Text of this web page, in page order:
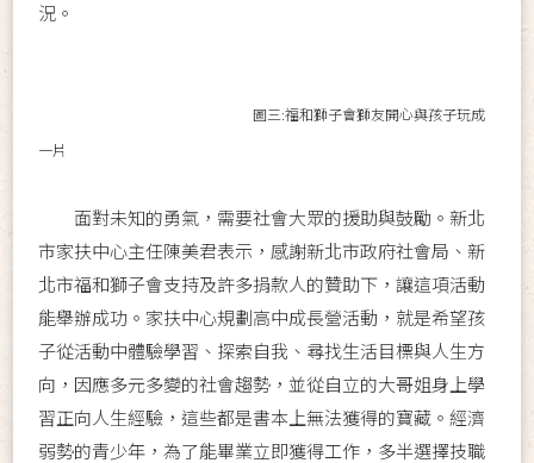
況。
圖三:福和獅子會獅友開心與孩子玩成
一片
面對未知的勇氣，需要社會大眾的援助與鼓勵。新北
市家扶中心主任陳美君表示，感謝新北市政府社會局、新
北市福和獅子會支持及許多捐款人的贊助下，讓這項活動
能舉辦成功。家扶中心規劃高中成長營活動，就是希望孩
子從活動中體驗學習、探索自我、尋找生活目標與人生方
向，因應多元多變的社會趨勢，並從自立的大哥姐身上學
習正向人生經驗，這些都是書本上無法獲得的寶藏。經濟
弱勢的青少年，為了能畢業立即獲得工作，多半選擇技職